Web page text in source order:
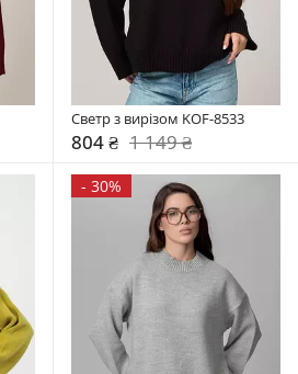
Светр з вирізом KOF-8533
804 ₴ 1 149 ₴
- 30%